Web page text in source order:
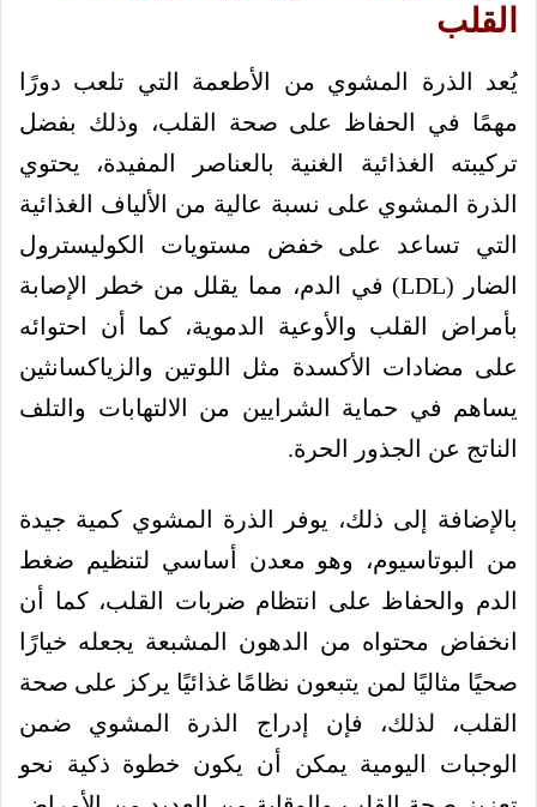
القلب
يُعد الذرة المشوي من الأطعمة التي تلعب دورًا
مهمًا في الحفاظ على صحة القلب، وذلك بفضل
تركيبته الغذائية الغنية بالعناصر المفيدة، يحتوي
الذرة المشوي على نسبة عالية من الألياف الغذائية
التي تساعد على خفض مستويات الكوليسترول
الضار (LDL) في الدم، مما يقلل من خطر الإصابة
بأمراض القلب والأوعية الدموية، كما أن احتوائه
على مضادات الأكسدة مثل اللوتين والزياكسانثين
يساهم في حماية الشرايين من الالتهابات والتلف
الناتج عن الجذور الحرة.
بالإضافة إلى ذلك، يوفر الذرة المشوي كمية جيدة
من البوتاسيوم، وهو معدن أساسي لتنظيم ضغط
الدم والحفاظ على انتظام ضربات القلب، كما أن
انخفاض محتواه من الدهون المشبعة يجعله خيارًا
صحيًا مثاليًا لمن يتبعون نظامًا غذائيًا يركز على صحة
القلب، لذلك، فإن إدراج الذرة المشوي ضمن
الوجبات اليومية يمكن أن يكون خطوة ذكية نحو